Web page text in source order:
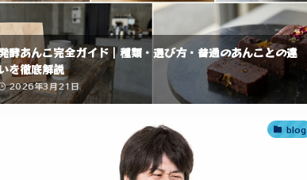
酵あんこ完全ガイド｜種類・選び方・普通のあんことの違
を徹底解説
2026年3月21日
blog